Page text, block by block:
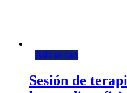
Add to cart
Sesión de